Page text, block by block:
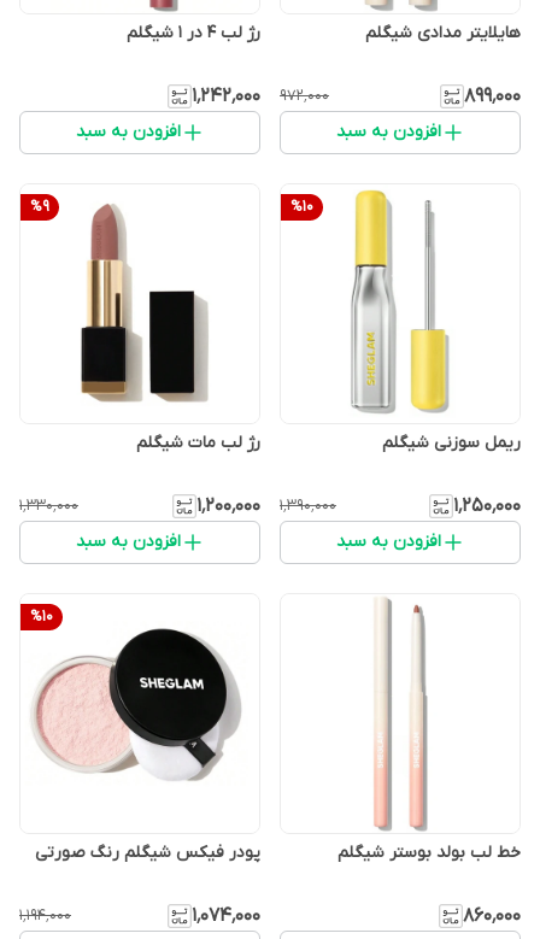
هایلایتر مدادی شیگلم
۸۹۹٬۰۰۰ ۹۷۲٬۰۰۰
افزودن به سبد
رژ لب 4 در 1 شیگلم
۱٬۲۴۲٬۰۰۰
افزودن به سبد
%10
ریمل سوزنی شیگلم
۱٬۲۵۰٬۰۰۰ ۱٬۳۹۰٬۰۰۰
افزودن به سبد
%9
رژ لب مات شیگلم
۱٬۲۰۰٬۰۰۰ ۱٬۳۳۰٬۰۰۰
افزودن به سبد
خط لب بولد بوستر شیگلم
۸۶۰٬۰۰۰
%10
پودر فیکس شیگلم رنگ صورتی
۱٬۰۷۴٬۰۰۰ ۱٬۱۹۴٬۰۰۰